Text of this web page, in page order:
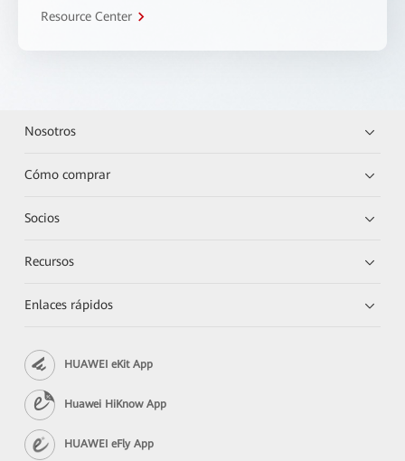
Resource Center
Nosotros
Cómo comprar
Socios
Recursos
Enlaces rápidos
HUAWEI eKit App
Huawei HiKnow App
HUAWEI eFly App